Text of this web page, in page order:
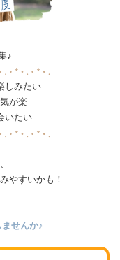
♪
しみたい
が楽
いたい
やすいかも！
せんか♪